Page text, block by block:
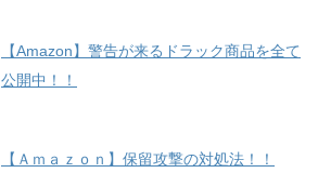
【Amazon】警告が来るドラック商品を全て
公開中！！
【Ａｍａｚｏｎ】保留攻撃の対処法！！